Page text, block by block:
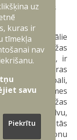
izveides
un Nacionālie
robežas
plānu, ir
infrastruktūras
zemesgabali,
Vidzemes
pierobežas
Balvu,
Identificētās
privātpersonu
uz
kuras ir
tīmekļa
nav
savu
Piekrītu